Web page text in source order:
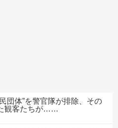
団体”を警官隊が排除、その
観客たちが……